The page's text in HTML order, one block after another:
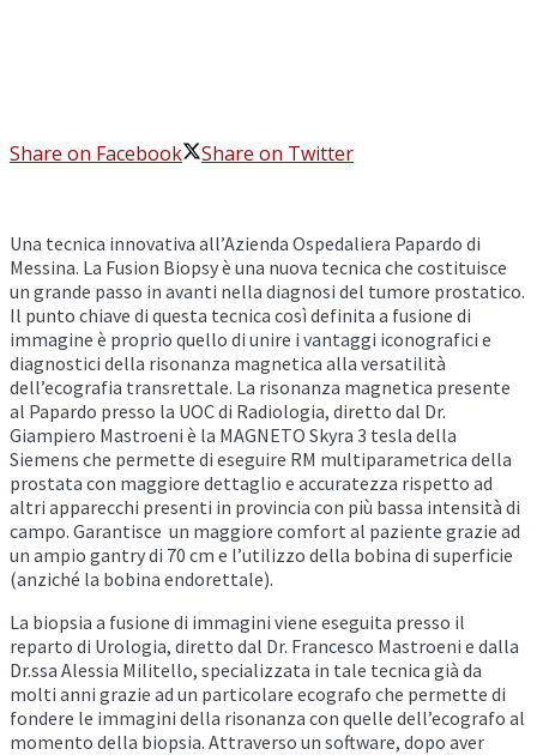
Share on Facebook Share on Twitter
Una tecnica innovativa all’Azienda Ospedaliera Papardo di
Messina. La Fusion Biopsy è una nuova tecnica che costituisce
un grande passo in avanti nella diagnosi del tumore prostatico.
Il punto chiave di questa tecnica così definita a fusione di
immagine è proprio quello di unire i vantaggi iconografici e
diagnostici della risonanza magnetica alla versatilità
dell’ecografia transrettale. La risonanza magnetica presente
al Papardo presso la UOC di Radiologia, diretto dal Dr.
Giampiero Mastroeni è la MAGNETO Skyra 3 tesla della
Siemens che permette di eseguire RM multiparametrica della
prostata con maggiore dettaglio e accuratezza rispetto ad
altri apparecchi presenti in provincia con più bassa intensità di
campo. Garantisce un maggiore comfort al paziente grazie ad
un ampio gantry di 70 cm e l’utilizzo della bobina di superficie
(anziché la bobina endorettale).
La biopsia a fusione di immagini viene eseguita presso il
reparto di Urologia, diretto dal Dr. Francesco Mastroeni e dalla
Dr.ssa Alessia Militello, specializzata in tale tecnica già da
molti anni grazie ad un particolare ecografo che permette di
fondere le immagini della risonanza con quelle dell’ecografo al
momento della biopsia. Attraverso un software, dopo aver